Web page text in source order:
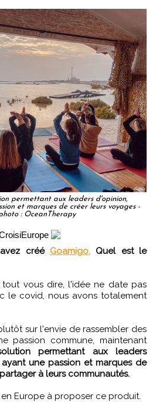
permettant aux leaders d'opinion,
et marques de créer leurs voyages -
: OceanTherapy
créé Goamigo. Quel est le
vous dire, l'idée ne date pas
le covid, nous avons totalement
sur l'envie de rassembler des
passion commune, maintenant
permettant aux leaders
une passion et marques de
à leurs communautés.
Europe à proposer ce produit.